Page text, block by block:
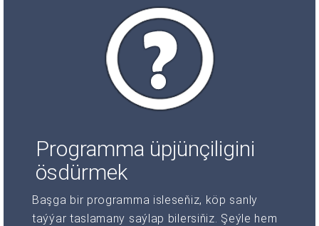
Programma üpjünçiligini
ösdürmek
Başga bir programma isleseňiz, köp sanly
taýýar taslamany saýlap bilersiňiz. Şeýle hem